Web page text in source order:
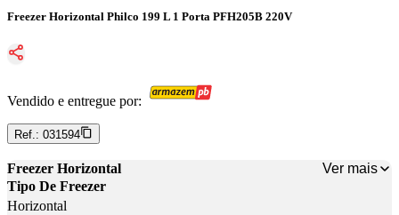
Freezer Horizontal Philco 199 L 1 Porta PFH205B 220V
Vendido e entregue por:
Ref.: 031594
Freezer Horizontal
Ver mais
Tipo De Freezer
Horizontal